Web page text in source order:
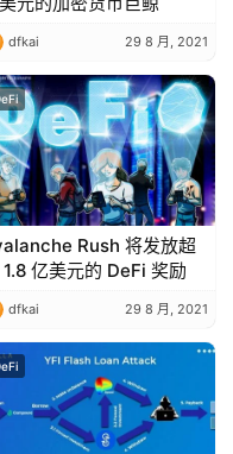
dfkai 29 8 月, 2021
Rush 将发放超
亿美元的 DeFi 奖励
dfkai 29 8 月, 2021